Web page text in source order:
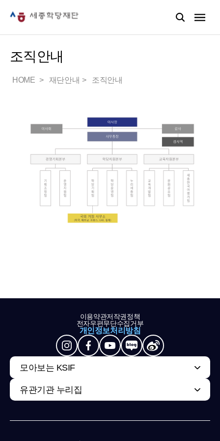
조직안내
HOME 재단안내 조직안내
이용약관저작권정책
전자우편무단수집거부
개인정보처리방침
모아보는 KSIF
유관기관 누리집